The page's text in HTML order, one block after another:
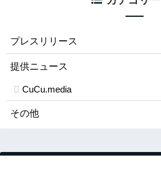
プレスリリース
提供ニュース
CuCu.media
その他